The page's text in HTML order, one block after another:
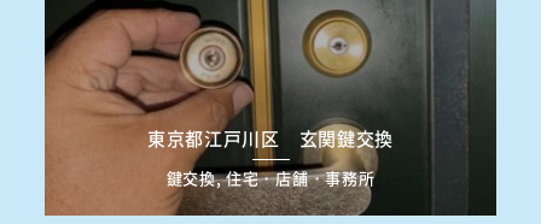
東京都江戸川区 玄関鍵交換
鍵交換, 住宅・店舗・事務所